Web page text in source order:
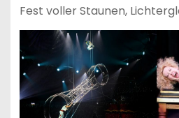
Fest voller Staunen,